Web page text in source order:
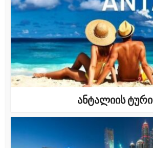
ანტალიის ტური